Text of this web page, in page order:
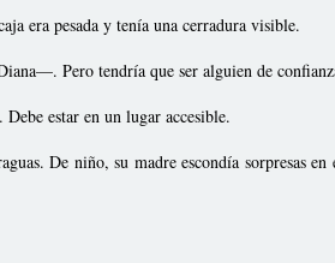
era pesada y tenía una cerradura visible.
Pero tendría que ser alguien de
estar en un lugar accesible.
De niño, su madre escondía sorpresas en